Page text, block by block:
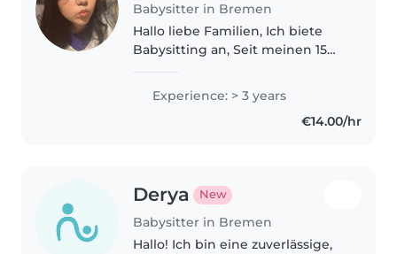
Babysitter in Bremen
Hallo liebe Familien, Ich biete
Babysitting an, Seit meinen 15
und habe daher in den
Altersklassen von 2-14 Jahre aller
Erfahrungen und habe auch..
Experience: > 3 years
€14.00/hr
Derya New
Babysitter in Bremen
Hallo! Ich bin eine zuverlässige,